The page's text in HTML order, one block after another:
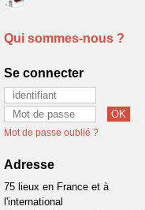
Qui sommes-nous ?
Se connecter
Mot de passe oublié ?
Adresse
75 lieux en France et à
l'international